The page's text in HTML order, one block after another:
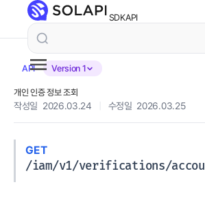
SDKAPI
API Version 1
개인 인증 정보 조회
작성일 2026.03.24 수정일 2026.03.25
GET
/iam/v1/verifications/